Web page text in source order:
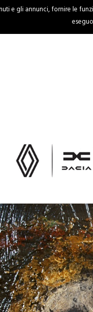
HOME CRONACA
e gli annunci, fornire le